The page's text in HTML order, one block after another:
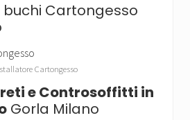
buchi Cartongesso
Cartongesso
e Controsoffitti in
Gorla Milano